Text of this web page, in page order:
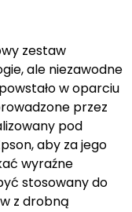
zestaw
ale niezawodne
w oparciu
przez
pod
aby za jego
wyraźne
stosowany do
z drobną